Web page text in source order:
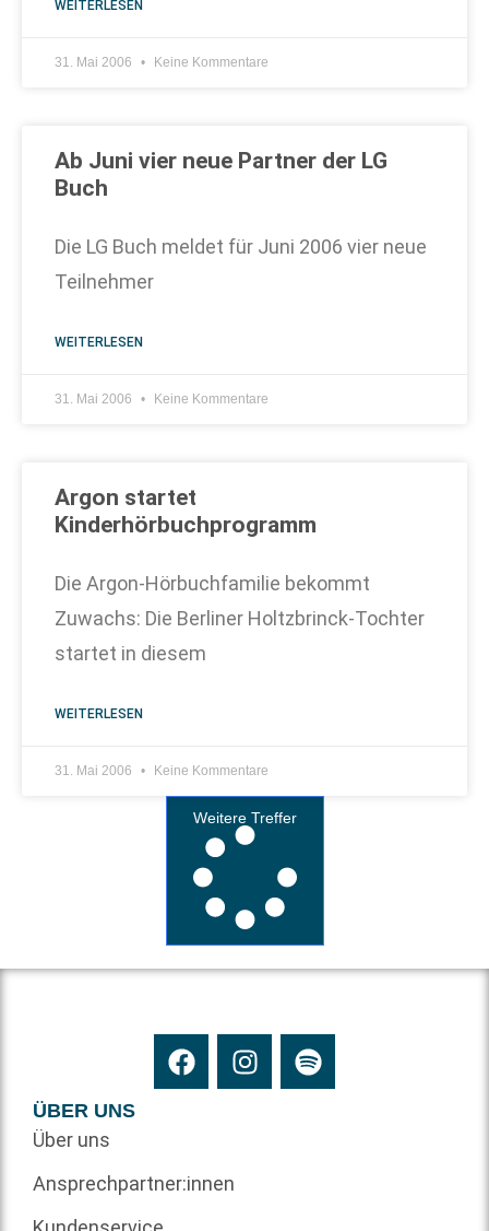
WEITERLESEN
31. Mai 2006 Keine Kommentare
Ab Juni vier neue Partner der LG
Buch
Die LG Buch meldet für Juni 2006 vier neue
Teilnehmer
WEITERLESEN
31. Mai 2006 Keine Kommentare
Argon startet
Kinderhörbuchprogramm
Die Argon-Hörbuchfamilie bekommt
Zuwachs: Die Berliner Holtzbrinck-Tochter
startet in diesem
WEITERLESEN
31. Mai 2006 Keine Kommentare
Weitere Treffer
ÜBER UNS
Über uns
Ansprechpartner:innen